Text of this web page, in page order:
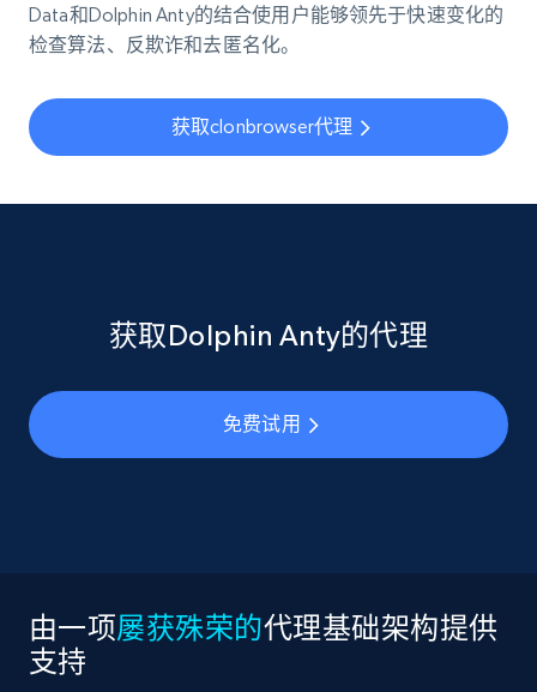
Data和Dolphin Anty的结合使用户能够领先于快速变化的
检查算法、反欺诈和去匿名化。
获取clonbrowser代理
获取Dolphin Anty的代理
免费试用
由一项屡获殊荣的代理基础架构提供
支持